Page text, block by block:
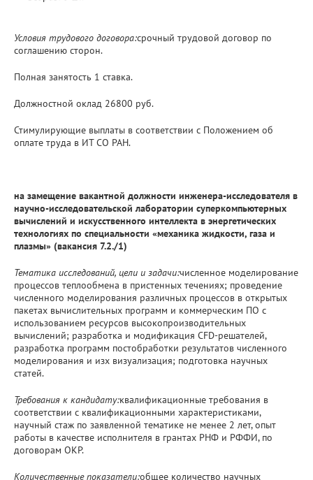
Условия трудового договора:срочный трудовой договор по
соглашению сторон.
Полная занятость 1 ставка.
Должностной оклад 26800 руб.
Стимулирующие выплаты в соответствии с Положением об
оплате труда в ИТ СО РАН.
на замещение вакантной должности инженера-исследователя в
научно-исследовательской лаборатории суперкомпьютерных
вычислений и искусственного интеллекта в энергетических
технологиях по специальности «механика жидкости, газа и
плазмы» (вакансия 7.2./1)
Тематика исследований, цели и задачи:численное моделирование
процессов теплообмена в пристенных течениях; проведение
численного моделирования различных процессов в открытых
пакетах вычислительных программ и коммерческим ПО с
использованием ресурсов высокопроизводительных
вычислений; разработка и модификация CFD-решателей,
разработка программ постобработки результатов численного
моделирования и изх визуализация; подготовка научных
статей.
Требования к кандидату:квалификационные требования в
соответствии с квалификационными характеристиками,
научный стаж по заявленной тематике не менее 2 лет, опыт
работы в качестве исполнителя в грантах РНФ и РФФИ, по
договорам ОКР.
Количественные показатели:общее количество научных